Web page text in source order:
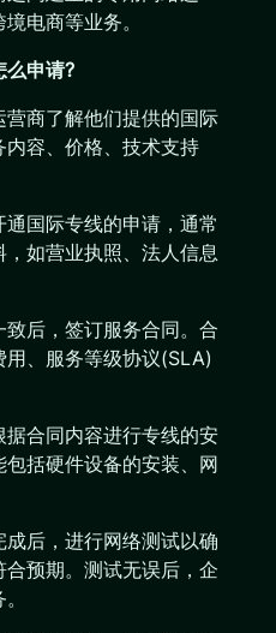
电商等业务。
么申请?
商了解他们提供的国际
容、价格、技术支持
国际专线的申请，通常
如营业执照、法人信息
后，签订服务合同。合
、服务等级协议(SLA)
合同内容进行专线的安
括硬件设备的安装、网
后，进行网络测试以确
预期。测试无误后，企